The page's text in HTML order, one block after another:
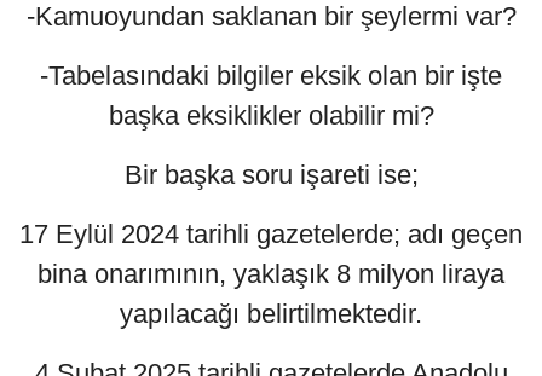
-Kamuoyundan saklanan bir şeylermi var?
-Tabelasındaki bilgiler eksik olan bir işte
başka eksiklikler olabilir mi?
Bir başka soru işareti ise;
17 Eylül 2024 tarihli gazetelerde; adı geçen
bina onarımının, yaklaşık 8 milyon liraya
yapılacağı belirtilmektedir.